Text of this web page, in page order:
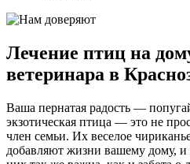
Лечение птиц на
ветеринара в
Ваша пернатая радость —
экзотическая птица — это не
член семьи. Их веселое
добавляют жизни вашему дому, и